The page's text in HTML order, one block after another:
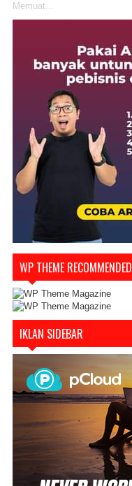
Memuat...
WP THEME RECOMMENDED
IKLAN SIDEBAR